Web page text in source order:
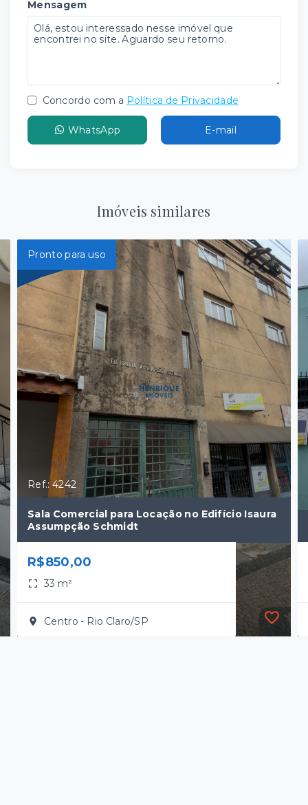
Mensagem
Concordo com a Política de Privacidade
WhatsApp E-mail
Imóveis similares
Pronto para uso
Ref.: 4242
Sala Comercial para Locação no Edifício Isaura
Assumpção Schmidt
R$850,00
33 m²
Centro - Rio Claro/SP